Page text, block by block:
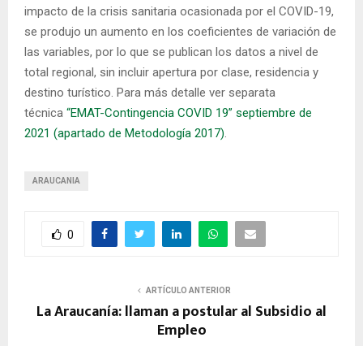
impacto de la crisis sanitaria ocasionada por el COVID-19,
se produjo un aumento en los coeficientes de variación de
las variables, por lo que se publican los datos a nivel de
total regional, sin incluir apertura por clase, residencia y
destino turístico. Para más detalle ver separata
técnica “EMAT-Contingencia COVID 19” septiembre de
2021 (apartado de Metodología 2017).
ARAUCANIA
0
ARTÍCULO ANTERIOR
La Araucanía: llaman a postular al Subsidio al
Empleo